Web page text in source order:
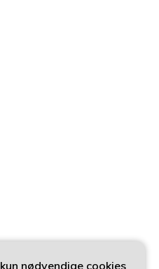
nødvendige cookies